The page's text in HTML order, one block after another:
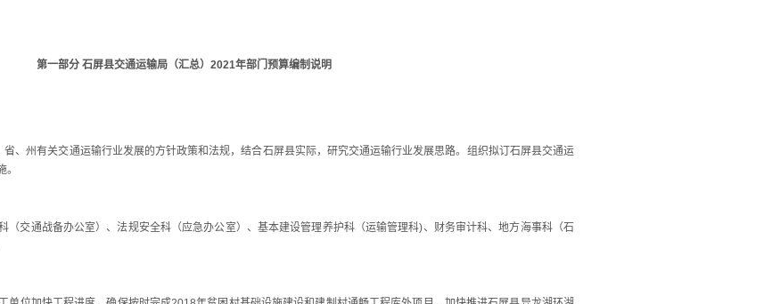
第一部分 石屏县交通运输局（汇总）2021年部门预算编制说明
、州有关交通运输行业发展的方针政策和法规，结合石屏县实际，研究交通运输行业发展思路。组织拟订石屏县交通运
交通战备办公室）、法规安全科（应急办公室）、基本建设管理养护科（运输管理科)、财务审计科、地方海事科（石